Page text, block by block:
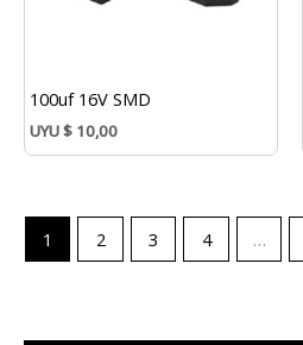
100uf 16V SMD
UYU$ 10,00
1 2 3 4 …